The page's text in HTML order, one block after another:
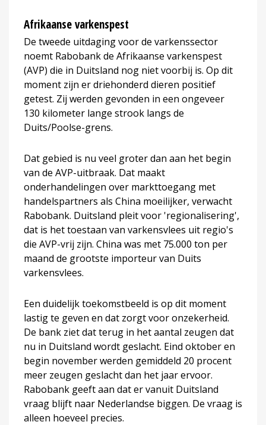
Afrikaanse varkenspest
De tweede uitdaging voor de varkenssector
noemt Rabobank de Afrikaanse varkenspest
(AVP) die in Duitsland nog niet voorbij is. Op dit
moment zijn er driehonderd dieren positief
getest. Zij werden gevonden in een ongeveer
130 kilometer lange strook langs de
Duits/Poolse-grens.
Dat gebied is nu veel groter dan aan het begin
van de AVP-uitbraak. Dat maakt
onderhandelingen over markttoegang met
handelspartners als China moeilijker, verwacht
Rabobank. Duitsland pleit voor 'regionalisering',
dat is het toestaan van varkensvlees uit regio's
die AVP-vrij zijn. China was met 75.000 ton per
maand de grootste importeur van Duits
varkensvlees.
Een duidelijk toekomstbeeld is op dit moment
lastig te geven en dat zorgt voor onzekerheid.
De bank ziet dat terug in het aantal zeugen dat
nu in Duitsland wordt geslacht. Eind oktober en
begin november werden gemiddeld 20 procent
meer zeugen geslacht dan het jaar ervoor.
Rabobank geeft aan dat er vanuit Duitsland
vraag blijft naar Nederlandse biggen. De vraag is
alleen hoeveel precies.